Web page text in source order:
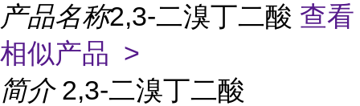
产品名称2,3-二溴丁二酸 查看
相似产品 >
简介 2,3-二溴丁二酸